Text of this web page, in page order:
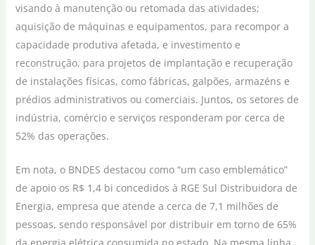
visando à manutenção ou retomada das atividades;
aquisição de máquinas e equipamentos, para recompor a
capacidade produtiva afetada, e investimento e
reconstrução, para projetos de implantação e recuperação
de instalações físicas, como fábricas, galpões, armazéns e
prédios administrativos ou comerciais. Juntos, os setores de
indústria, comércio e serviços responderam por cerca de
52% das operações.
Em nota, o BNDES destacou como “um caso emblemático”
de apoio os R$ 1,4 bi concedidos à RGE Sul Distribuidora de
Energia, empresa que atende a cerca de 7,1 milhões de
pessoas, sendo responsável por distribuir em torno de 65%